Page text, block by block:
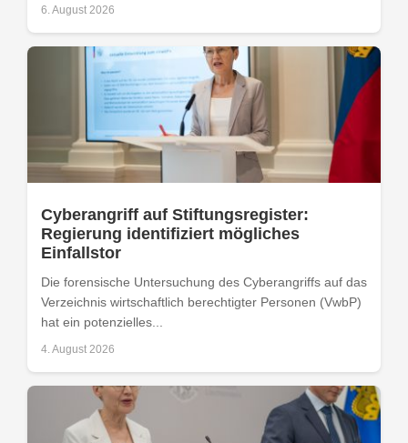
6. August 2026
Cyberangriff auf Stiftungsregister:
Regierung identifiziert mögliches
Einfallstor
Die forensische Untersuchung des Cyberangriffs auf das
Verzeichnis wirtschaftlich berechtigter Personen (VwbP)
hat ein potenzielles...
4. August 2026